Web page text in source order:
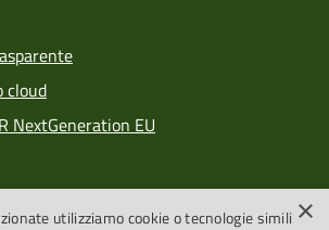
cloud
NextGeneration EU
×
utilizziamo cookie o tecnologie simili